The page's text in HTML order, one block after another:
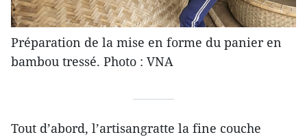
Préparation de la mise en forme du panier en
bambou tressé. Photo : VNA
Tout d’abord, l’artisangratte la fine couche